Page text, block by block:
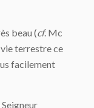
beau (cf. Mc
terrestre ce
facilement